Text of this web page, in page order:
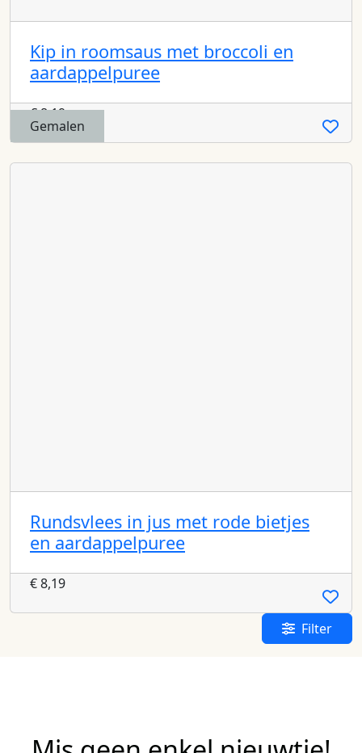
Gemalen
Kip in roomsaus met broccoli en
aardappelpuree
€8,19
Rundsvlees in jus met rode bietjes
en aardappelpuree
€8,19
Filter